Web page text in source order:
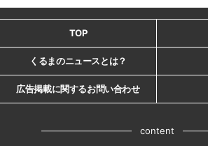
TOP
くるまのニュースとは？
広告掲載に関するお問い合わせ
content